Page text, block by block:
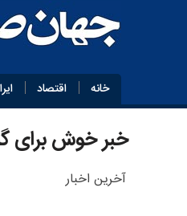
خانه اقتصاد
خبر خوش برای
آخرین اخبار